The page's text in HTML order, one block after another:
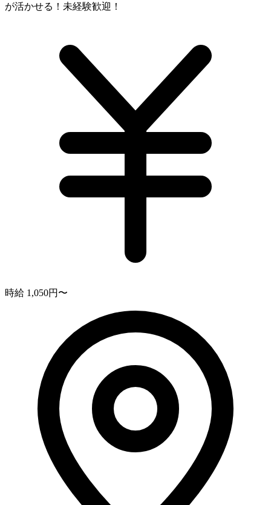
が活かせる！未経験歓迎！
時給 1,050円〜